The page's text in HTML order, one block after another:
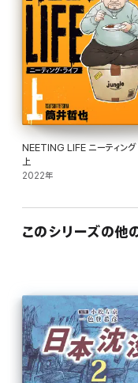
NEETING LIFE ニーティング
上
2022年
このシリーズの他